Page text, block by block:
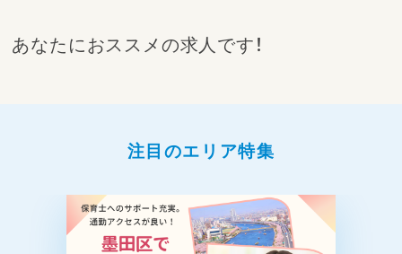
あなたにおススメの求人です！
注目のエリア特集